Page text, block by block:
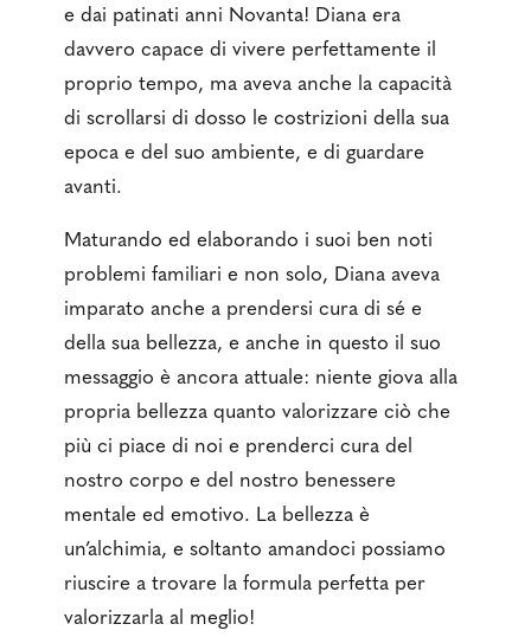
e dai patinati anni Novanta! Diana era
davvero capace di vivere perfettamente il
proprio tempo, ma aveva anche la capacità
di scrollarsi di dosso le costrizioni della sua
epoca e del suo ambiente, e di guardare
avanti.
Maturando ed elaborando i suoi ben noti
problemi familiari e non solo, Diana aveva
imparato anche a prendersi cura di sé e
della sua bellezza, e anche in questo il suo
messaggio è ancora attuale: niente giova alla
propria bellezza quanto valorizzare ciò che
più ci piace di noi e prenderci cura del
nostro corpo e del nostro benessere
mentale ed emotivo. La bellezza è
un’alchimia, e soltanto amandoci possiamo
riuscire a trovare la formula perfetta per
valorizzarla al meglio!